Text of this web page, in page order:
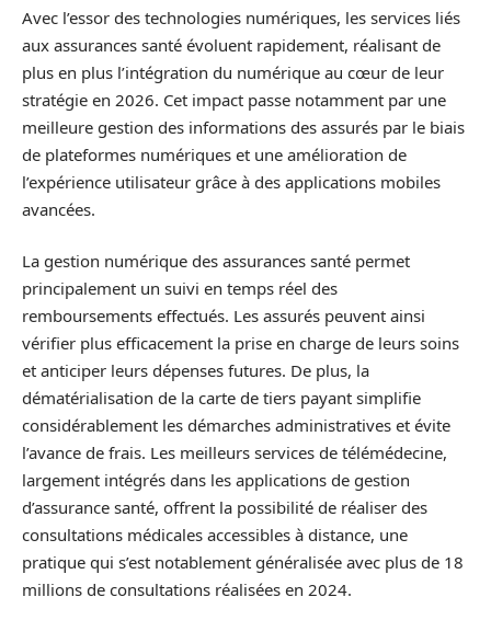
Avec l’essor des technologies numériques, les services liés
aux assurances santé évoluent rapidement, réalisant de
plus en plus l’intégration du numérique au cœur de leur
stratégie en 2026. Cet impact passe notamment par une
meilleure gestion des informations des assurés par le biais
de plateformes numériques et une amélioration de
l’expérience utilisateur grâce à des applications mobiles
avancées.
La gestion numérique des assurances santé permet
principalement un suivi en temps réel des
remboursements effectués. Les assurés peuvent ainsi
vérifier plus efficacement la prise en charge de leurs soins
et anticiper leurs dépenses futures. De plus, la
dématérialisation de la carte de tiers payant simplifie
considérablement les démarches administratives et évite
l’avance de frais. Les meilleurs services de télémédecine,
largement intégrés dans les applications de gestion
d’assurance santé, offrent la possibilité de réaliser des
consultations médicales accessibles à distance, une
pratique qui s’est notablement généralisée avec plus de 18
millions de consultations réalisées en 2024.